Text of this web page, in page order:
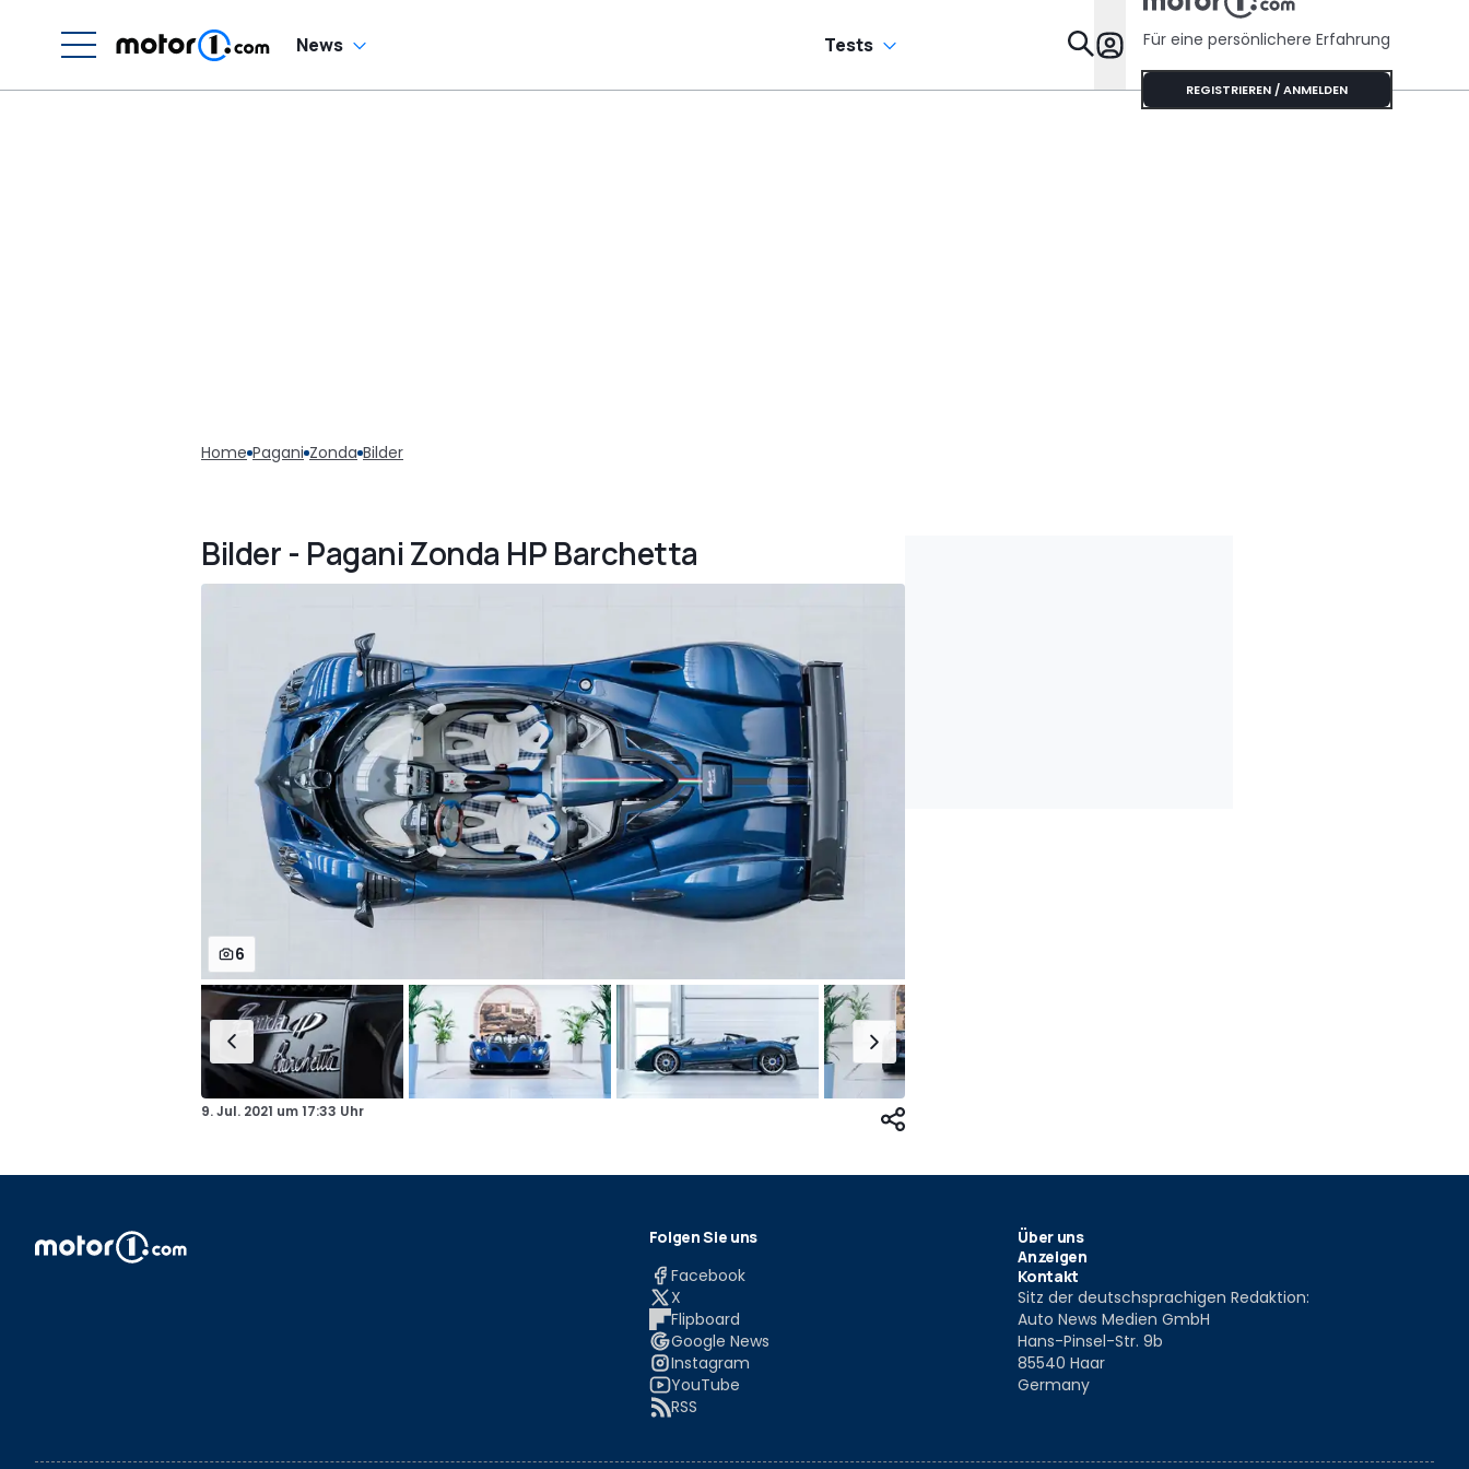
News Tests Specials
Für eine persönlichere Erfahrung
REGISTRIEREN / ANMELDEN
Home Pagani Zonda Bilder
Bilder - Pagani Zonda HP Barchetta
6
9. Jul. 2021 um17:33 Uhr
Folgen Sie uns
Facebook
X
Flipboard
Google News
Instagram
YouTube
RSS
Über uns
Anzeigen
Kontakt
Sitz der deutschsprachigen Redaktion:
Auto News Medien GmbH
Hans-Pinsel-Str. 9b
85540 Haar
Germany